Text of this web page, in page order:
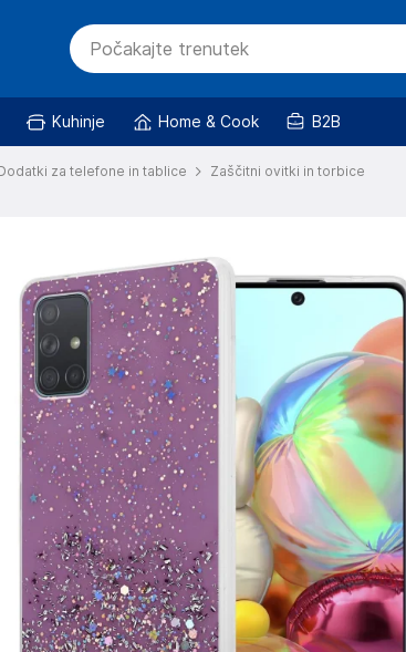
Kuhinje Home & Cook B2B
za telefone in tablice Zaščitni ovitki in torbice